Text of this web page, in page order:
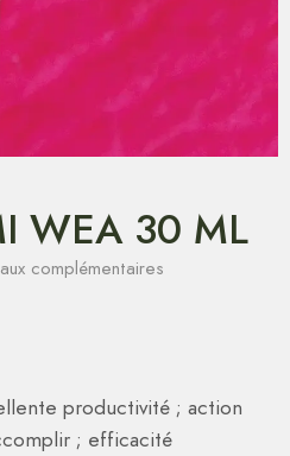
WEA 30 ML
complémentaires
productivité ; action
; efficacité